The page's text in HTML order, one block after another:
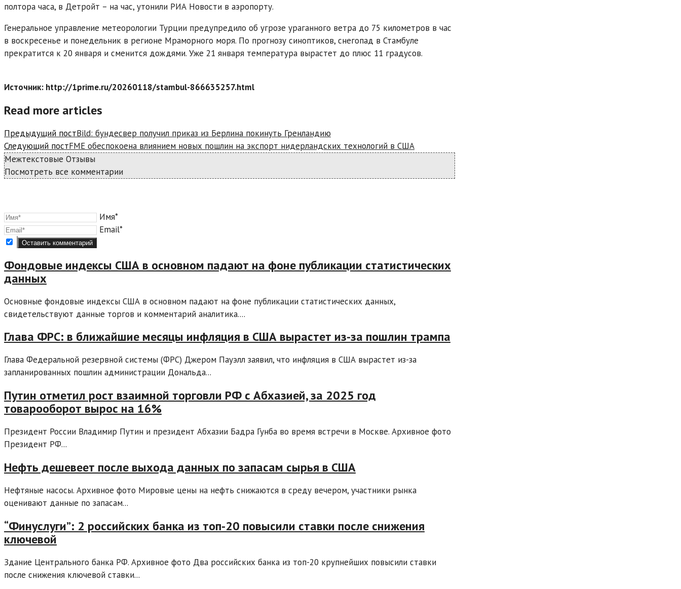
полтора часа, в Детройт – на час, утонили РИА Новости в аэропорту.
Генеральное управление метеорологии Турции предупредило об угрозе ураганного ветра до 75 километров в час
в воскресенье и понедельник в регионе Мраморного моря. По прогнозу синоптиков, снегопад в Стамбуле
прекратится к 20 января и сменится дождями. Уже 21 января температура вырастет до плюс 11 градусов.
Источник: http://1prime.ru/20260118/stambul-866635257.html
Read more articles
Предыдущий постBild: бундесвер получил приказ из Берлина покинуть Гренландию
Следующий постFME обеспокоена влиянием новых пошлин на экспорт нидерландских технологий в США
Межтекстовые Отзывы
Посмотреть все комментарии
Имя*
Email*
Фондовые индексы США в основном падают на фоне публикации статистических
данных
Основные фондовые индексы США в основном падают на фоне публикации статистических данных,
свидетельствуют данные торгов и комментарий аналитика....
Глава ФРС: в ближайшие месяцы инфляция в США вырастет из-за пошлин трампа
Глава Федеральной резервной системы (ФРС) Джером Пауэлл заявил, что инфляция в США вырастет из-за
запланированных пошлин администрации Дональда...
Путин отметил рост взаимной торговли РФ с Абхазией, за 2025 год
товарооборот вырос на 16%
Президент России Владимир Путин и президент Абхазии Бадра Гунба во время встречи в Москве. Архивное фото
Президент РФ...
Нефть дешевеет после выхода данных по запасам сырья в США
Нефтяные насосы. Архивное фото Мировые цены на нефть снижаются в среду вечером, участники рынка
оценивают данные по запасам...
“Финуслуги”: 2 российских банка из топ-20 повысили ставки после снижения
ключевой
Здание Центрального банка РФ. Архивное фото Два российских банка из топ-20 крупнейших повысили ставки
после снижения ключевой ставки...